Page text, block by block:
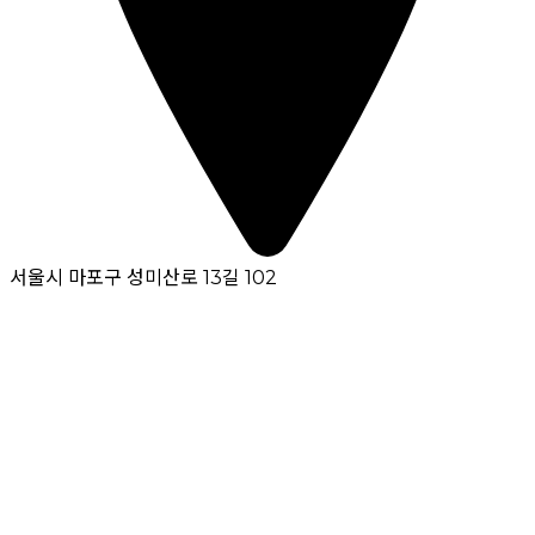
서울시 마포구 성미산로 13길 102